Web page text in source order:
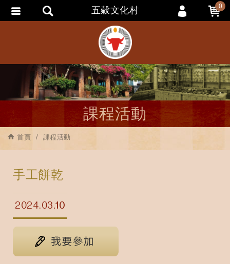
課程活動
首頁 課程活動
手工餅乾
10
2024.03
五穀文化村 0
會員登入
會員註冊
忘記密碼
訂單查詢
追蹤清單
匯款通知